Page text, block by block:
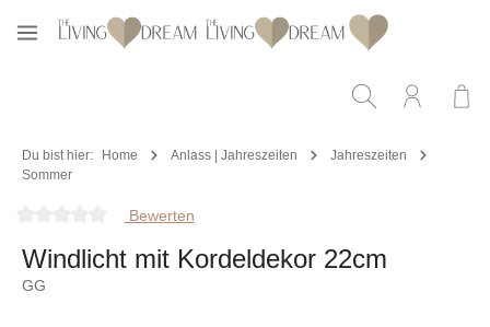
Zum Hauptinhalt springen
Du bist hier: Home Anlass | Jahreszeiten
Jahreszeiten
Sommer
Bewerten
Windlicht mit Kordeldekor 22cm
GG